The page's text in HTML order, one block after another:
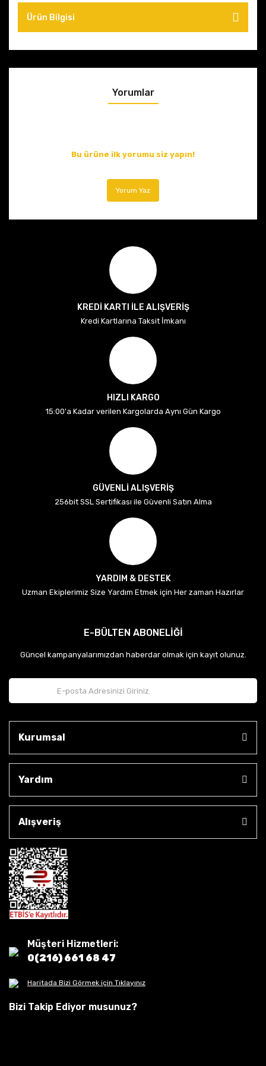
Ürün Bilgisi
Yorumlar
Bu ürüne ilk yorumu siz yapın!
Yorum Yaz
KREDİ KARTI İLE ALIŞVERİŞ
Kredi Kartlarına Taksit İmkanı
HIZLI KARGO
15:00'a Kadar verilen Kargolarda Aynı Gün Kargo
GÜVENLİ ALIŞVERİŞ
256bit SSL Sertifikası ile Güvenli Satın Alma
YARDIM & DESTEK
Uzman Ekiplerimiz Size Yardım Etmek için Her zaman Hazırlar
E-BÜLTEN ABONELİĞİ
Güncel kampanyalarımızdan haberdar olmak için kayıt olunuz.
Kurumsal
Yardım
Alışveriş
Müşteri Hizmetleri:
0(216) 661 68 47
Haritada Bizi Görmek için Tıklayınız
Bizi Takip Ediyor musunuz?